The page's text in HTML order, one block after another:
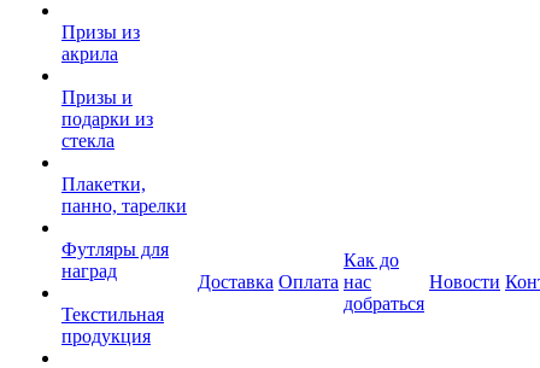
Призы из
акрила
Призы и
подарки из
стекла
Плакетки,
панно, тарелки
Футляры для
наград
Текстильная
продукция
Доставка Оплата
Как до
нас
добраться
Новости